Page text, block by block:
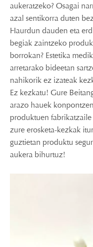
aukeratzeko? Osagai
azal sentikorra duten
Haurdun dauden eta
begiak zaintzeko
borrokan? Estetika
arretarako bideetan
nahikorik ez izateak
Ez kezkatu! Gure
arazo hauek
produktuen
zure erosketa-kezkak
guztietan produktu
aukera bihurtuz!